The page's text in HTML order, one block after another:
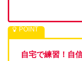
自宅で練習！自